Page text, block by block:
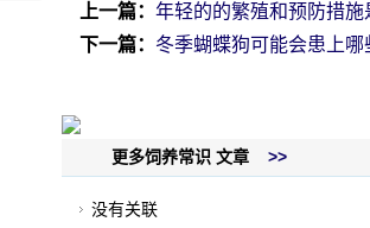
上一篇： 年轻的的繁殖和预防措施
下一篇： 冬季蝴蝶狗可能会患上哪
更多饲养常识 文章 >>
没有关联